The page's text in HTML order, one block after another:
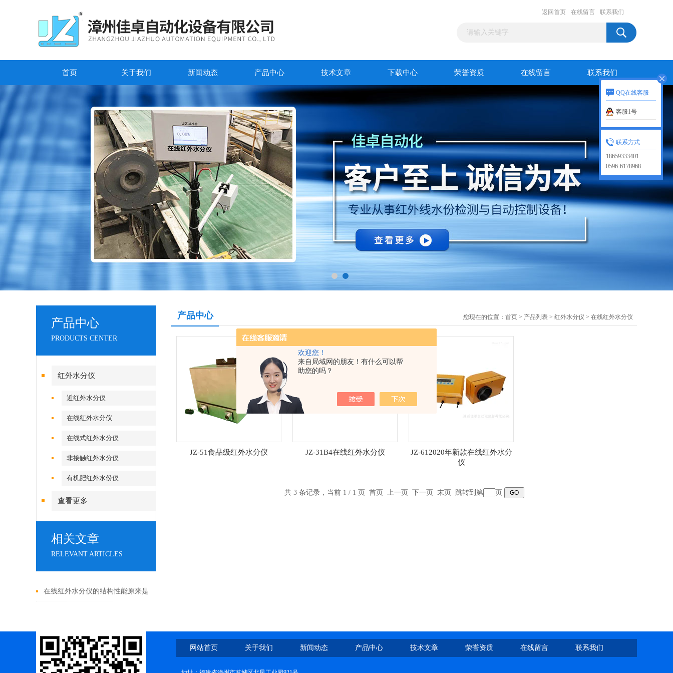
欢迎您！
来自局域网的朋友！有什么可以帮
助您的吗？
返回首页 在线留言 联系我们
首页 关于我们 新闻动态 产品中心 技术文章 下载中心 荣誉资质 在线留言 联系我们
产品中心
PRODUCTS CENTER
红外水分仪
近红外水分仪
在线红外水分仪
在线式红外水分仪
非接触红外水分仪
有机肥红外水份仪
查看更多
相关文章
RELEVANT ARTICLES
在线红外水分仪的结构性能原来是
产品中心 您现在的位置： 首页 > 产品列表 > 红外水分仪 > 在线红外水分仪
JZ-51食品级红外水分仪 JZ-31B4在线红外水分仪
JZ-612020年新款在线红外水分
仪
共 3 条记录，当前 1 / 1 页 首页 上一页 下一页 末页 跳转到第 页
网站首页 关于我们 新闻动态 产品中心 技术文章 荣誉资质 在线留言 联系我们
QQ在线客服
客服1号
联系方式
18659333401
0596-6178968